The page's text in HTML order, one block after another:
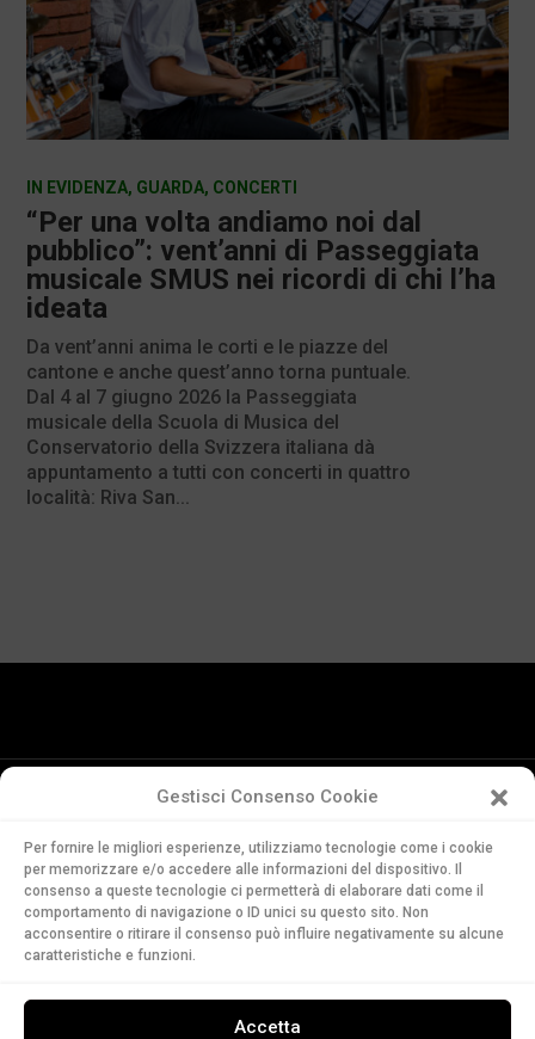
Gestisci Consenso Cookie
Per fornire le migliori esperienze, utilizziamo tecnologie come i cookie
per memorizzare e/o accedere alle informazioni del dispositivo. Il
consenso a queste tecnologie ci permetterà di elaborare dati come il
comportamento di navigazione o ID unici su questo sito. Non
acconsentire o ritirare il consenso può influire negativamente su alcune
caratteristiche e funzioni.
Accetta
“Per una volta andiamo noi dal
pubblico”: vent’anni di Passeggiata
musicale SMUS nei ricordi di chi l’ha
ideata
IN EVIDENZA, GUARDA, CONCERTI
Da vent’anni anima le corti e le piazze del
cantone e anche quest’anno torna puntuale.
Dal 4 al 7 giugno 2026 la Passeggiata
musicale della Scuola di Musica del
Conservatorio della Svizzera italiana dà
appuntamento a tutti con concerti in quattro
località: Riva San...
della Svizzera Italiana
Via Soldino 9
CH-6900 Lugano
T. +41 91 960 30 40
LEGGI